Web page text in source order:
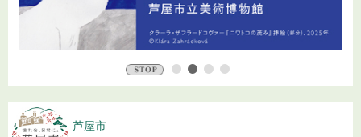
stop
芦屋市